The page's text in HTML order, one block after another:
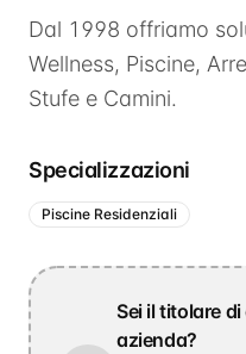
Dal 1998 offriamo
Wellness, Piscine,
Stufe e Camini.
Specializzazioni
Piscine Residenziali
Sei il titolare
azienda?